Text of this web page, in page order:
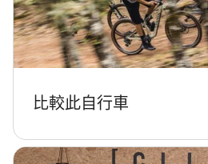
比較此自行車